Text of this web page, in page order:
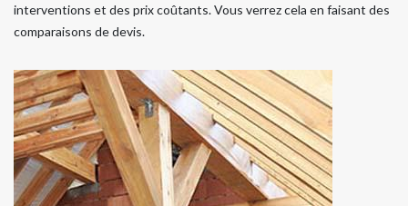
interventions et des prix coûtants. Vous verrez cela en faisant des
comparaisons de devis.